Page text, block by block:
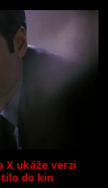
X ukáže verzi
do kin